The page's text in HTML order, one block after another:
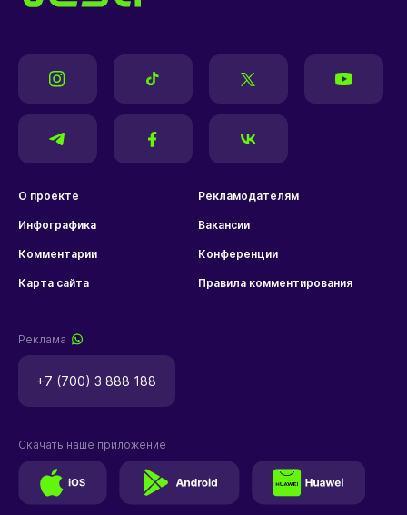
О проекте Рекламодателям
Инфографика Вакансии
Комментарии Конференции
Карта сайта Правила комментирования
Реклама
+7 (700) 3 888 188
Скачать наше приложение